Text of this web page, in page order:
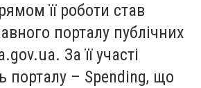
її роботи став
порталу публічних
За її участі
порталу – Spending, що